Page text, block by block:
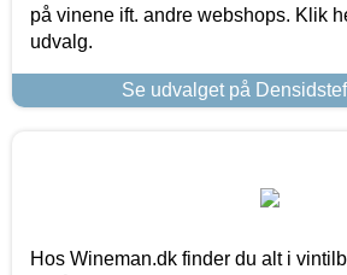
på vinene ift. andre webshops. Klik
udvalg.
Se udvalget på
Hos Wineman.dk finder du alt i